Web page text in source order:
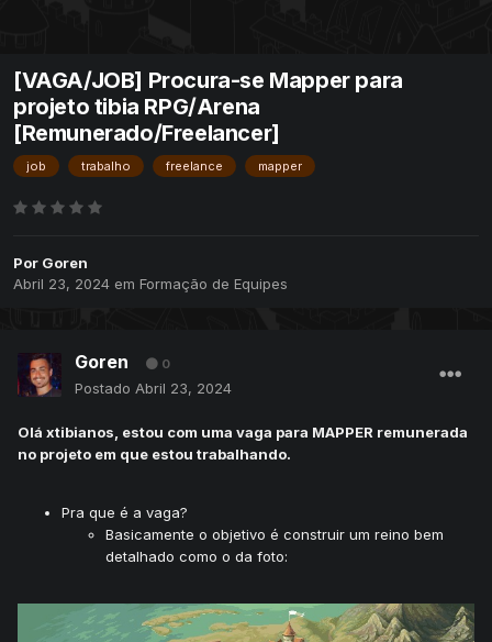
[VAGA/JOB] Procura-se Mapper para
projeto tibia RPG/Arena
[Remunerado/Freelancer]
job trabalho freelance mapper
Por Goren
Abril 23, 2024 em Formação de Equipes
Goren 0
Postado Abril 23, 2024
Olá xtibianos, estou com uma vaga para MAPPER remunerada
no projeto em que estou trabalhando.
Pra que é a vaga?
Basicamente o objetivo é construir um reino bem
detalhado como o da foto: